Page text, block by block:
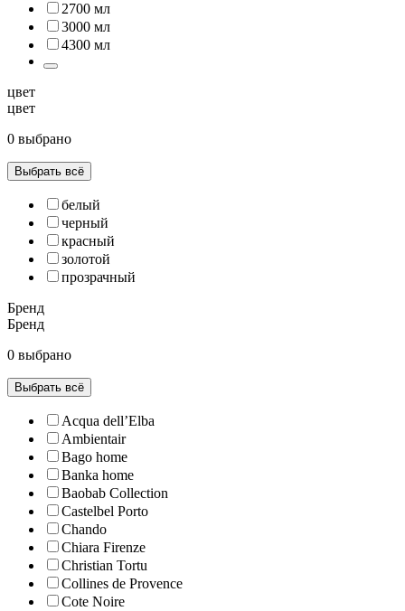
2700 мл
3000 мл
4300 мл
цвет
цвет
0 выбрано
Выбрать всё
белый
черный
красный
золотой
прозрачный
Бренд
Бренд
0 выбрано
Выбрать всё
Acqua dell’Elba
Ambientair
Bago home
Banka home
Baobab Collection
Castelbel Porto
Chando
Chiara Firenze
Christian Tortu
Collines de Рrovencе
Cote Noire